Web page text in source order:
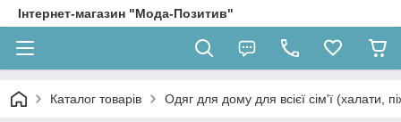
Інтернет-магазин "Мода-Позитив"
Каталог товарів Одяг для дому для всієї сім'ї (халати,